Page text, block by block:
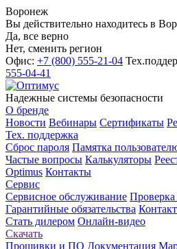
Воронеж
Вы действительно находитесь в
Да, все верно
Нет, сменить регион
Офис: +7 (800) 555-21-04
555-04-41
Надежные системы безопасности
О бренде
Новости Вебинары Сертификаты
Тех. поддержка
Сброс пароля Памятка
Частые вопросы Калькуляторы
Optimus Контакты
Сервис
Сервисное обслуживание Проверка
Гарантийные обязательства
Стать дилером Онлайн-видео
Скачать
Прошивки и ПО Документация